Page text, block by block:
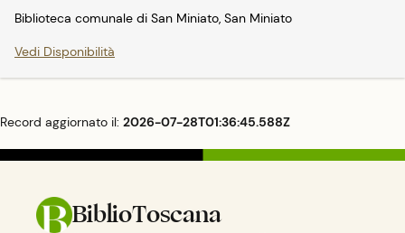
Biblioteca comunale di San Miniato, San Miniato
Vedi Disponibilità
Record aggiornato il: 2026-07-28T01:36:45.588Z
BiblioToscana